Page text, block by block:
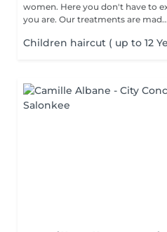
women. Here you don't have to
you are. Our treatments are mad...
Children haircut ( up to 12